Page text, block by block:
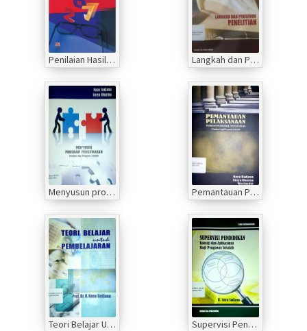
Penilaian Hasil Proses Belajar Mengajar Langkah dan Prosedur Prosedur Penelitian
Menyusun program pengawasan panduan bagi pengawas sekolah Pemantauan Pelaksanaan Standar Nasional Pendidikan
Teori Belajar Untuk Pembelajaran Supervisi Pendidikan Konsep dan Aplikasinya Bagi Pengawas Sekolah